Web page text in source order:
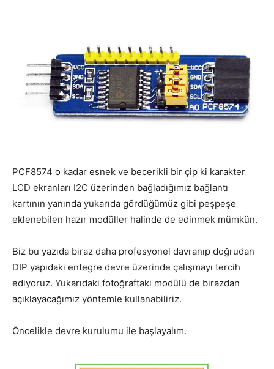
PCF8574 o kadar esnek ve becerikli bir çip ki karakter
LCD ekranları I2C üzerinden bağladığımız bağlantı
kartının yanında yukarıda gördüğümüz gibi peşpeşe
eklenebilen hazır modüller halinde de edinmek mümkün.
Biz bu yazıda biraz daha profesyonel davranıp doğrudan
DIP yapıdaki entegre devre üzerinde çalışmayı tercih
ediyoruz. Yukarıdaki fotoğraftaki modülü de birazdan
açıklayacağımız yöntemle kullanabiliriz.
Öncelikle devre kurulumu ile başlayalım.